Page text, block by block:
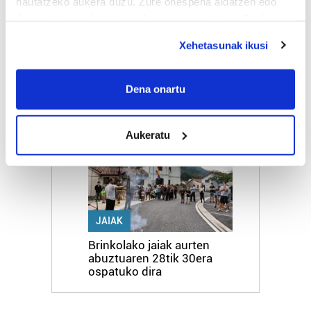
If you allow, we would also like to:
Collect information about your geographical
meters
Identify your device by actively scanning it for
specific characteristics (fingerprinting)
Find out more about how your personal data is processed
and set your preferences in thedetails section
Guk eta gure bazkideek zure datu pertsonalak
prozesatzen ditugu, zure IP zenbakia, besteak beste,
teknologia erabiliz, cookieak adibidez, iragarki eta eduki
pertsonalizatuak eskaintzeko, iragarkiak eta edukia
neurtzeko, jendeari buruzko informazioa biltzeko eta
Xehetasunak ikusi
Dena onartu
Aukeratu
AISIA
Goierriko jentilak, behiak
Sarearen eskaintzari esker
JAIAK
Brinkolako jaiak aurten
abuztuaren 28tik 30era
ospatuko dira